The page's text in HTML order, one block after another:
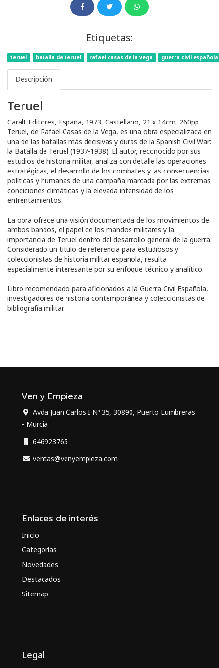
Etiquetas:
teruel batalla de teruel rafael casas de la vega guerra civil española
Descripción
Teruel
Caralt Editores, España, 1973, Castellano, 21 x 14cm, 260pp
Teruel, de Rafael Casas de la Vega, es una obra especializada en
una de las batallas más decisivas y duras de la Spanish Civil War:
la Batalla de Teruel (1937-1938). El autor, reconocido por sus
estudios de historia militar, analiza con detalle las operaciones
estratégicas, el desarrollo de los combates y las consecuencias
políticas y humanas de una campaña marcada por las extremas
condiciones climáticas y la elevada intensidad de los
enfrentamientos.
La obra ofrece una visión documentada de los movimientos de
ambos bandos, el papel de los mandos militares y la
importancia de Teruel dentro del desarrollo general de la guerra.
Considerado un título de referencia para estudiosos y
coleccionistas de historia militar española, resulta
especialmente interesante por su enfoque técnico y analítico.
Libro recomendado para aficionados a la Guerra Civil Española,
investigadores de historia contemporánea y coleccionistas de
bibliografía militar.
Ven y Empieza
Avda Juan Carlos I Nº 35, 30890, Puerto Lumbreras
- Murcia
646923765
ventas@venyempieza.com
Enlaces de interés
Inicio
Categorías
Novedades
Destacados
Sitemap
Legal